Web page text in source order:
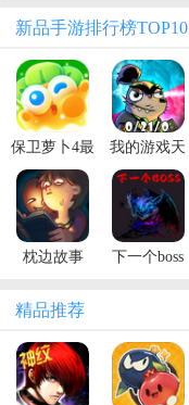
新品手游排行榜TOP10
保卫萝卜4最
新版本
我的游戏天
赋
枕边故事 下一个boss
精品推荐